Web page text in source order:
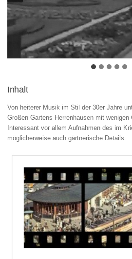
Inhalt
Von heiterer Musik im Stil der 30er Jahre
Großen Gartens Herrenhausen mit wenigen
Interessant vor allem Aufnahmen des im
möglicherweise auch gärtnerische Details.